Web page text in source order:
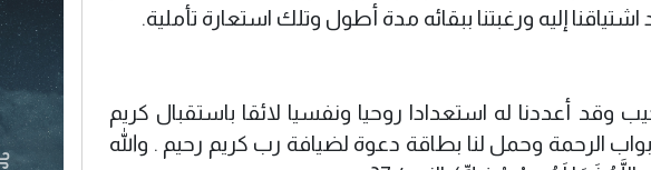
إليه ورغبتنا ببقائه مدة أطول وتلك استعارة تأملية.
وقد أعددنا له استعدادا روحيا ونفسيا لائقا باستقبال كريم
الرحمة وحمل لنا بطاقة دعوة لضيافة رب كريم رحيم . والله